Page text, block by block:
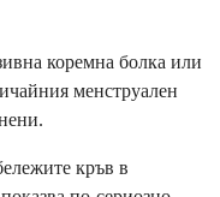
коремна болка или
менструален
кръв в